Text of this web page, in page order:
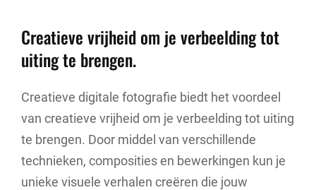
Creatieve vrijheid om je verbeelding tot
uiting te brengen.
Creatieve digitale fotografie biedt het voordeel
van creatieve vrijheid om je verbeelding tot uiting
te brengen. Door middel van verschillende
technieken, composities en bewerkingen kun je
unieke visuele verhalen creëren die jouw